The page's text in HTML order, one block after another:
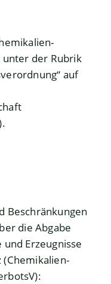
der Rubrik
auf
.
Beschränkungen
die Abgabe
Erzeugnisse
(Chemikalien-
: